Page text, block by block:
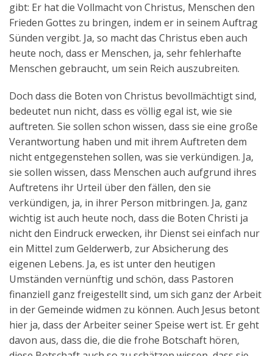
gibt: Er hat die Vollmacht von Christus, Menschen den
Frieden Gottes zu bringen, indem er in seinem Auftrag
Sünden vergibt. Ja, so macht das Christus eben auch
heute noch, dass er Menschen, ja, sehr fehlerhafte
Menschen gebraucht, um sein Reich auszubreiten.
Doch dass die Boten von Christus bevollmächtigt sind,
bedeutet nun nicht, dass es völlig egal ist, wie sie
auftreten. Sie sollen schon wissen, dass sie eine große
Verantwortung haben und mit ihrem Auftreten dem
nicht entgegenstehen sollen, was sie verkündigen. Ja,
sie sollen wissen, dass Menschen auch aufgrund ihres
Auftretens ihr Urteil über den fällen, den sie
verkündigen, ja, in ihrer Person mitbringen. Ja, ganz
wichtig ist auch heute noch, dass die Boten Christi ja
nicht den Eindruck erwecken, ihr Dienst sei einfach nur
ein Mittel zum Gelderwerb, zur Absicherung des
eigenen Lebens. Ja, es ist unter den heutigen
Umständen vernünftig und schön, dass Pastoren
finanziell ganz freigestellt sind, um sich ganz der Arbeit
in der Gemeinde widmen zu können. Auch Jesus betont
hier ja, dass der Arbeiter seiner Speise wert ist. Er geht
davon aus, dass die, die die frohe Botschaft hören,